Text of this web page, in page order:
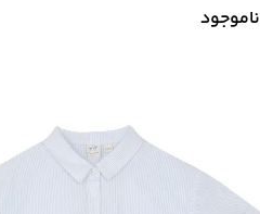
ناموجود